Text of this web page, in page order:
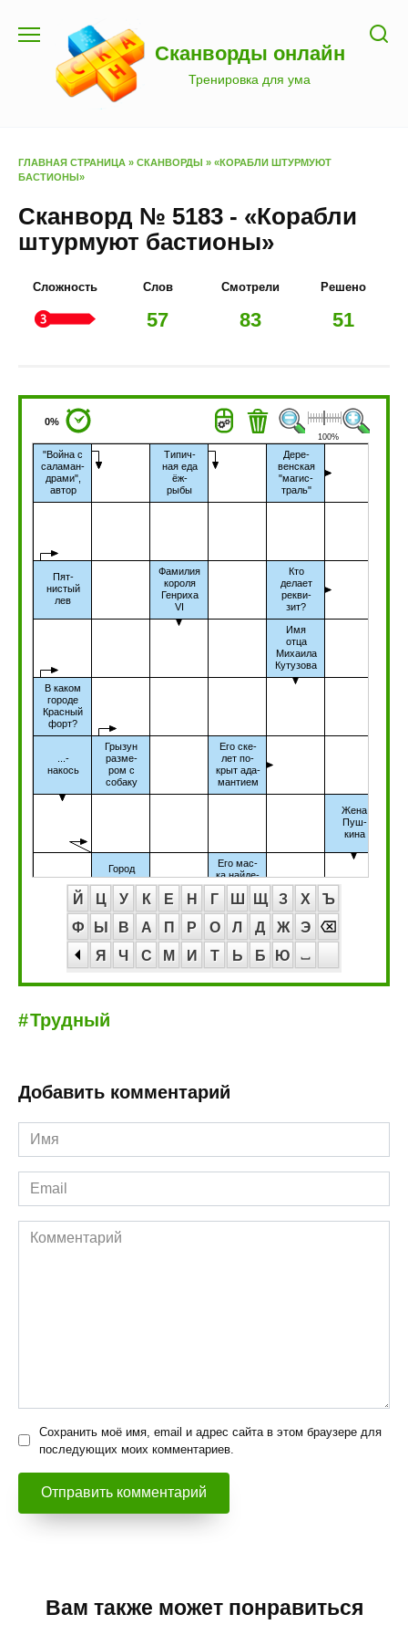
содержанию
Сканворды онлайн
Тренировка для ума
ГЛАВНАЯ СТРАНИЦА » СКАНВОРДЫ » «КОРАБЛИ ШТУРМУЮТ
БАСТИОНЫ»
Сканворд № 5183 - «Корабли
штурмуют бастионы»
Сложность Слов
57
Смотрели
83
Решено
51
0%
100%
Й Ц У К Е Н Г Ш Щ З Х
Ъ
Ф
Ы В А П Р О Л Д Ж
Э
Я
Ч С М И Т Ь Б Ю
Трудный
Добавить комментарий
Имя
*
Email
*
Комментарий
Сохранить моё имя, email и адрес сайта в этом браузере для
последующих моих комментариев.
Вам также может понравиться